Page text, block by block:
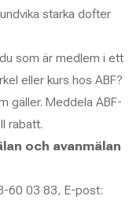
starka dofter
som är medlem i ett
eller kurs hos ABF?
gäller. Meddela ABF-
rabatt.
och avanmälan
60 03 83, E-post: